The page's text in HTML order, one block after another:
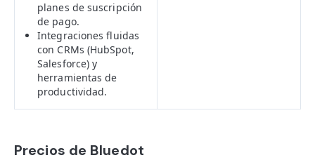
planes de suscripción
de pago.
Integraciones fluidas
con CRMs (HubSpot,
Salesforce) y
herramientas de
productividad.
Precios de Bluedot